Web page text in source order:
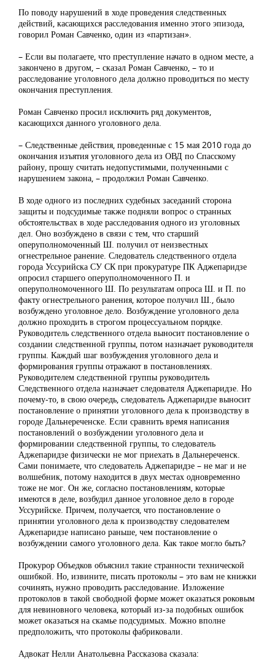
По поводу нарушений в ходе проведения следственных
действий, касающихся расследования именно этого эпизода,
говорил Роман Савченко, один из «партизан».
– Если вы полагаете, что преступление начато в одном месте, а
закончено в другом, – сказал Роман Савченко, – то и
расследование уголовного дела должно проводиться по месту
окончания преступления.
Роман Савченко просил исключить ряд документов,
касающихся данного уголовного дела.
– Следственные действия, проведенные с 15 мая 2010 года до
окончания изъятия уголовного дела из ОВД по Спасскому
району, прошу считать недопустимыми, полученными с
нарушением закона, – продолжил Роман Савченко.
В ходе одного из последних судебных заседаний сторона
защиты и подсудимые также подняли вопрос о странных
обстоятельствах в ходе расследования одного из уголовных
дел. Оно возбуждено в связи с тем, что старший
оперуполномоченный Ш. получил от неизвестных
огнестрельное ранение. Следователь следственного отдела
города Уссурийска СУ СК при прокуратуре ПК Аджепаридзе
опросил старшего оперуполномоченного П. и
оперуполномоченного Ш. По результатам опроса Ш. и П. по
факту огнестрельного ранения, которое получил Ш., было
возбуждено уголовное дело. Возбуждение уголовного дела
должно проходить в строгом процессуальном порядке.
Руководитель следственного отдела выносит постановление о
создании следственной группы, потом назначает руководителя
группы. Каждый шаг возбуждения уголовного дела и
формирования группы отражают в постановлениях.
Руководителем следственной группы руководитель
Следственного отдела назначает следователя Аджепаридзе. Но
почему-то, в свою очередь, следователь Аджепаридзе выносит
постановление о принятии уголовного дела к производству в
городе Дальнереченске. Если сравнить время написания
постановлений о возбуждении уголовного дела и
формировании следственной группы, то следователь
Аджепаридзе физически не мог приехать в Дальнереченск.
Сами понимаете, что следователь Аджепаридзе – не маг и не
волшебник, потому находится в двух местах одновременно
тоже не мог. Он же, согласно постановлениям, которые
имеются в деле, возбудил данное уголовное дело в городе
Уссурийске. Причем, получается, что постановление о
принятии уголовного дела к производству следователем
Аджепаридзе написано раньше, чем постановление о
возбуждении самого уголовного дела. Как такое могло быть?
Прокурор Объедков объяснил такие странности технической
ошибкой. Но, извините, писать протоколы – это вам не книжки
сочинять, нужно проводить расследование. Изложение
протоколов в такой свободной форме может оказаться роковым
для невиновного человека, который из-за подобных ошибок
может оказаться на скамье подсудимых. Можно вполне
предположить, что протоколы фабриковали.
Адвокат Нелли Анатольевна Рассказова сказала: